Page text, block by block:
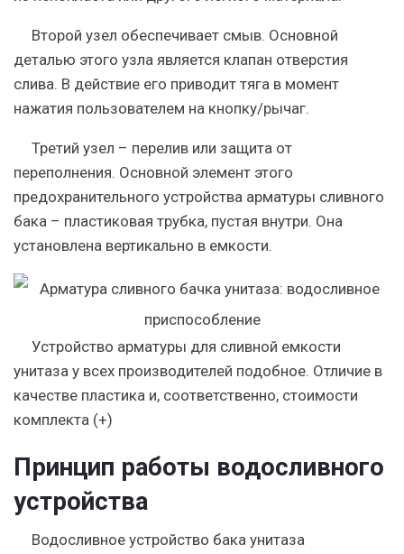
Второй узел обеспечивает смыв. Основной
деталью этого узла является клапан отверстия
слива. В действие его приводит тяга в момент
нажатия пользователем на кнопку/рычаг.
Третий узел – перелив или защита от
переполнения. Основной элемент этого
предохранительного устройства арматуры сливного
бака – пластиковая трубка, пустая внутри. Она
установлена вертикально в емкости.
Устройство арматуры для сливной емкости
унитаза у всех производителей подобное. Отличие в
качестве пластика и, соответственно, стоимости
комплекта (+)
Принцип работы водосливного
устройства
Водосливное устройство бака унитаза